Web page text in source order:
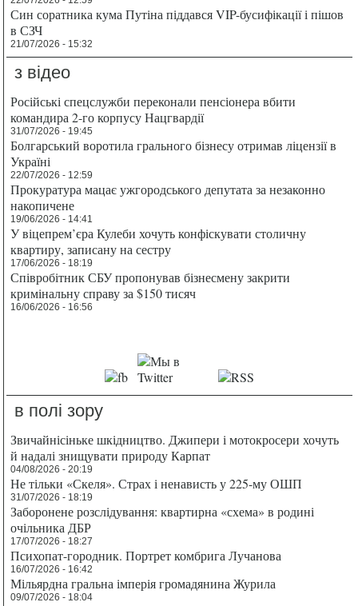
Син соратника кума Путіна піддався VIP-бусифікації і пішов
в СЗЧ
21/07/2026 - 15:32
з відео
Російські спецслужби переконали пенсіонера вбити
командира 2-го корпусу Нацгвардії
31/07/2026 - 19:45
Болгарський воротила грального бізнесу отримав ліцензії в
Україні
22/07/2026 - 12:59
Прокуратура мацає ужгородського депутата за незаконно
накопичене
19/06/2026 - 14:41
У віцепрем’єра Кулеби хочуть конфіскувати столичну
квартиру, записану на сестру
17/06/2026 - 18:19
Співробітник СБУ пропонував бізнесмену закрити
кримінальну справу за $150 тисяч
16/06/2026 - 16:56
в полі зору
Звичайнісіньке шкідництво. Джипери і мотокросери хочуть
й надалі знищувати природу Карпат
04/08/2026 - 20:19
Не тільки «Скеля». Страх і ненависть у 225-му ОШП
31/07/2026 - 18:19
Заборонене розслідування: квартирна «схема» в родині
очільника ДБР
17/07/2026 - 18:27
Психопат-городник. Портрет комбрига Лучанова
16/07/2026 - 16:42
Мільярдна гральна імперія громадянина Журила
09/07/2026 - 18:04